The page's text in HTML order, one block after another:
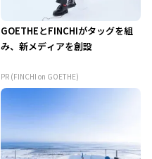
GOETHEとFINCHIがタッグを組
み、新メディアを創設
PR (FINCHI on GOETHE)